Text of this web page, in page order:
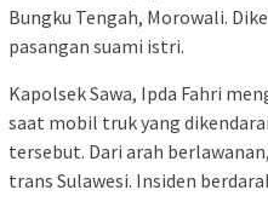
Bungku Tengah, Morowali.
pasangan suami istri.
Kapolsek Sawa, Ipda Fahri
saat mobil truk yang
tersebut. Dari arah
trans Sulawesi. Insiden